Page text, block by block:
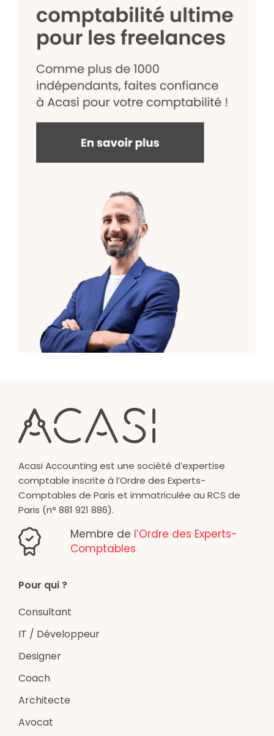
Acasi Accounting est une société d’expertise
comptable inscrite à l’Ordre des Experts-
Comptables de Paris et immatriculée au RCS de
Paris (n° 881 921 886).
Membre de l’Ordre des Experts-
Comptables
Pour qui ?
Consultant
IT / Développeur
Designer
Coach
Architecte
Avocat